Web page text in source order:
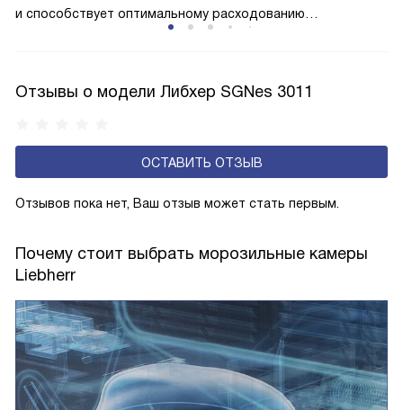
и способствует оптимальному расходованию
камеры.
Отзывы о модели Либхер SGNes 3011
ОСТАВИТЬ ОТЗЫВ
Отзывов пока нет, Ваш отзыв может стать первым.
Почему стоит выбрать морозильные камеры
Liebherr